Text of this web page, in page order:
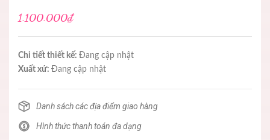
1.100.000₫
Chi tiết thiết kế: Đang cập nhật
Xuất xứ: Đang cập nhật
Danh sách các địa điểm giao hàng
Hình thức thanh toán đa dạng